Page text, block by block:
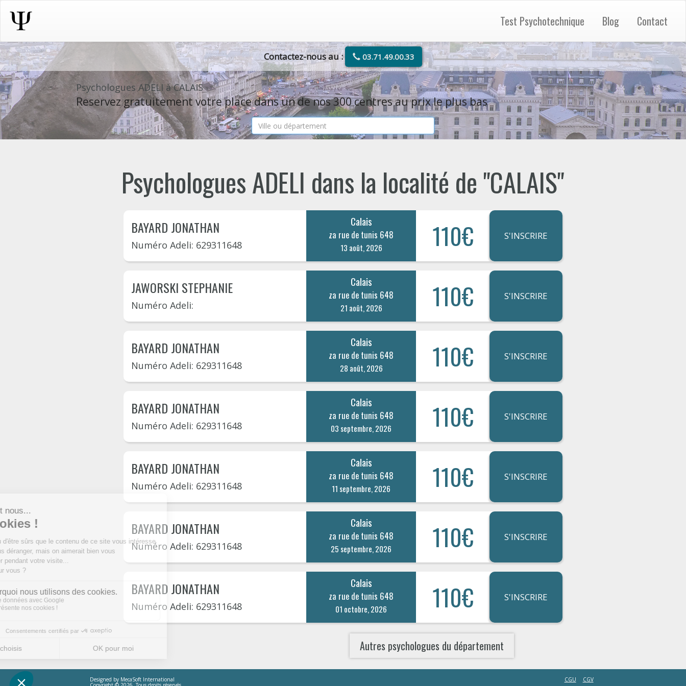
Test Psychotechnique Blog Contact
Contactez-nous au : 03.71.49.00.33
Psychologues ADELI à CALAIS
Reservez gratuitement votre place dans un de nos 300 centres au prix le plus bas
Psychologues ADELI dans la localité de "CALAIS"
BAYARD JONATHAN
Numéro Adeli: 629311648
Calais
za rue de tunis 648
13 août, 2026 110€ S'INSCRIRE
JAWORSKI STEPHANIE
Numéro Adeli:
Calais
za rue de tunis 648
21 août, 2026 110€ S'INSCRIRE
BAYARD JONATHAN
Numéro Adeli: 629311648
Calais
za rue de tunis 648
28 août, 2026 110€ S'INSCRIRE
BAYARD JONATHAN
Numéro Adeli: 629311648
Calais
za rue de tunis 648
03 septembre, 2026 110€ S'INSCRIRE
BAYARD JONATHAN
Numéro Adeli: 629311648
Calais
za rue de tunis 648
11 septembre, 2026 110€ S'INSCRIRE
BAYARD JONATHAN
Numéro Adeli: 629311648
Calais
za rue de tunis 648
25 septembre, 2026 110€ S'INSCRIRE
BAYARD JONATHAN
Numéro Adeli: 629311648
Calais
za rue de tunis 648
01 octobre, 2026 110€ S'INSCRIRE
Autres psychologues du département
Designed by MecaSoft International CGU CGV